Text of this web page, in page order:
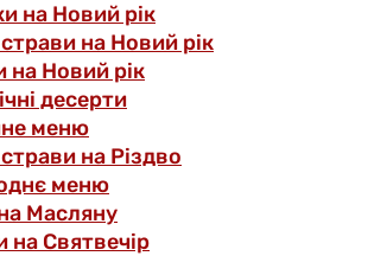
на Новий рік
страви на Новий рік
на Новий рік
десерти
меню
страви на Різдво
меню
Масляну
на Святвечір